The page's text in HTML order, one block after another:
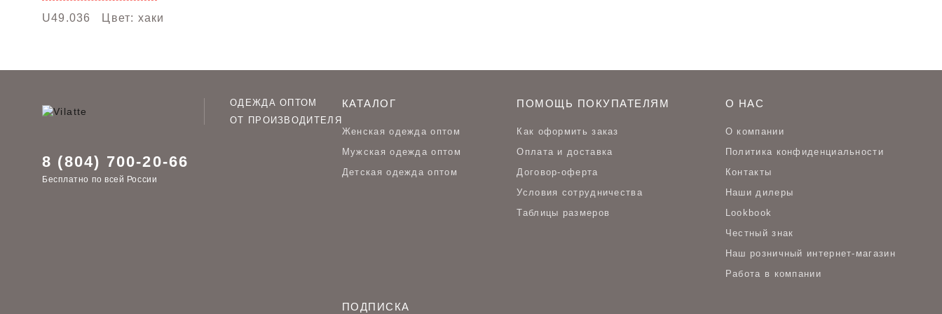
U49.036 Цвет: хаки
ОДЕЖДА ОПТОМ
ОТ ПРОИЗВОДИТЕЛЯ
8 (804) 700-20-66
Бесплатно по всей России
КАТАЛОГ
Женская одежда оптом
Мужская одежда оптом
Детская одежда оптом
ПОМОЩЬ ПОКУПАТЕЛЯМ
Как оформить заказ
Оплата и доставка
Договор-оферта
Условия сотрудничества
Таблицы размеров
О НАС
О компании
Политика конфиденциальности
Контакты
Наши дилеры
Lookbook
Честный знак
Наш розничный интернет-магазин
Работа в компании
ПОДПИСКА